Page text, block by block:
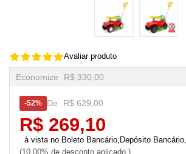
Avaliar produto
De R$ 629,00
Economize R$ 330,00
52%
R$ 269,10
10,00% de desconto aplicado
Boleto Bancário,Depósito